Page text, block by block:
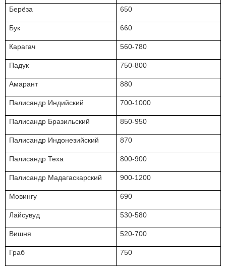
Берёза 650
Бук 660
Карагач 560-780
Падук 750-800
Амарант 880
Палисандр Индийский 700-1000
Палисандр Бразильский 850-950
Палисандр Индонезийский 870
Палисандр Теха 800-900
Палисандр Мадагаскарский 900-1200
Мовингу 690
Лайсувуд 530-580
Вишня 520-700
Граб 750